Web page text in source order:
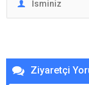
Ziyaretçi